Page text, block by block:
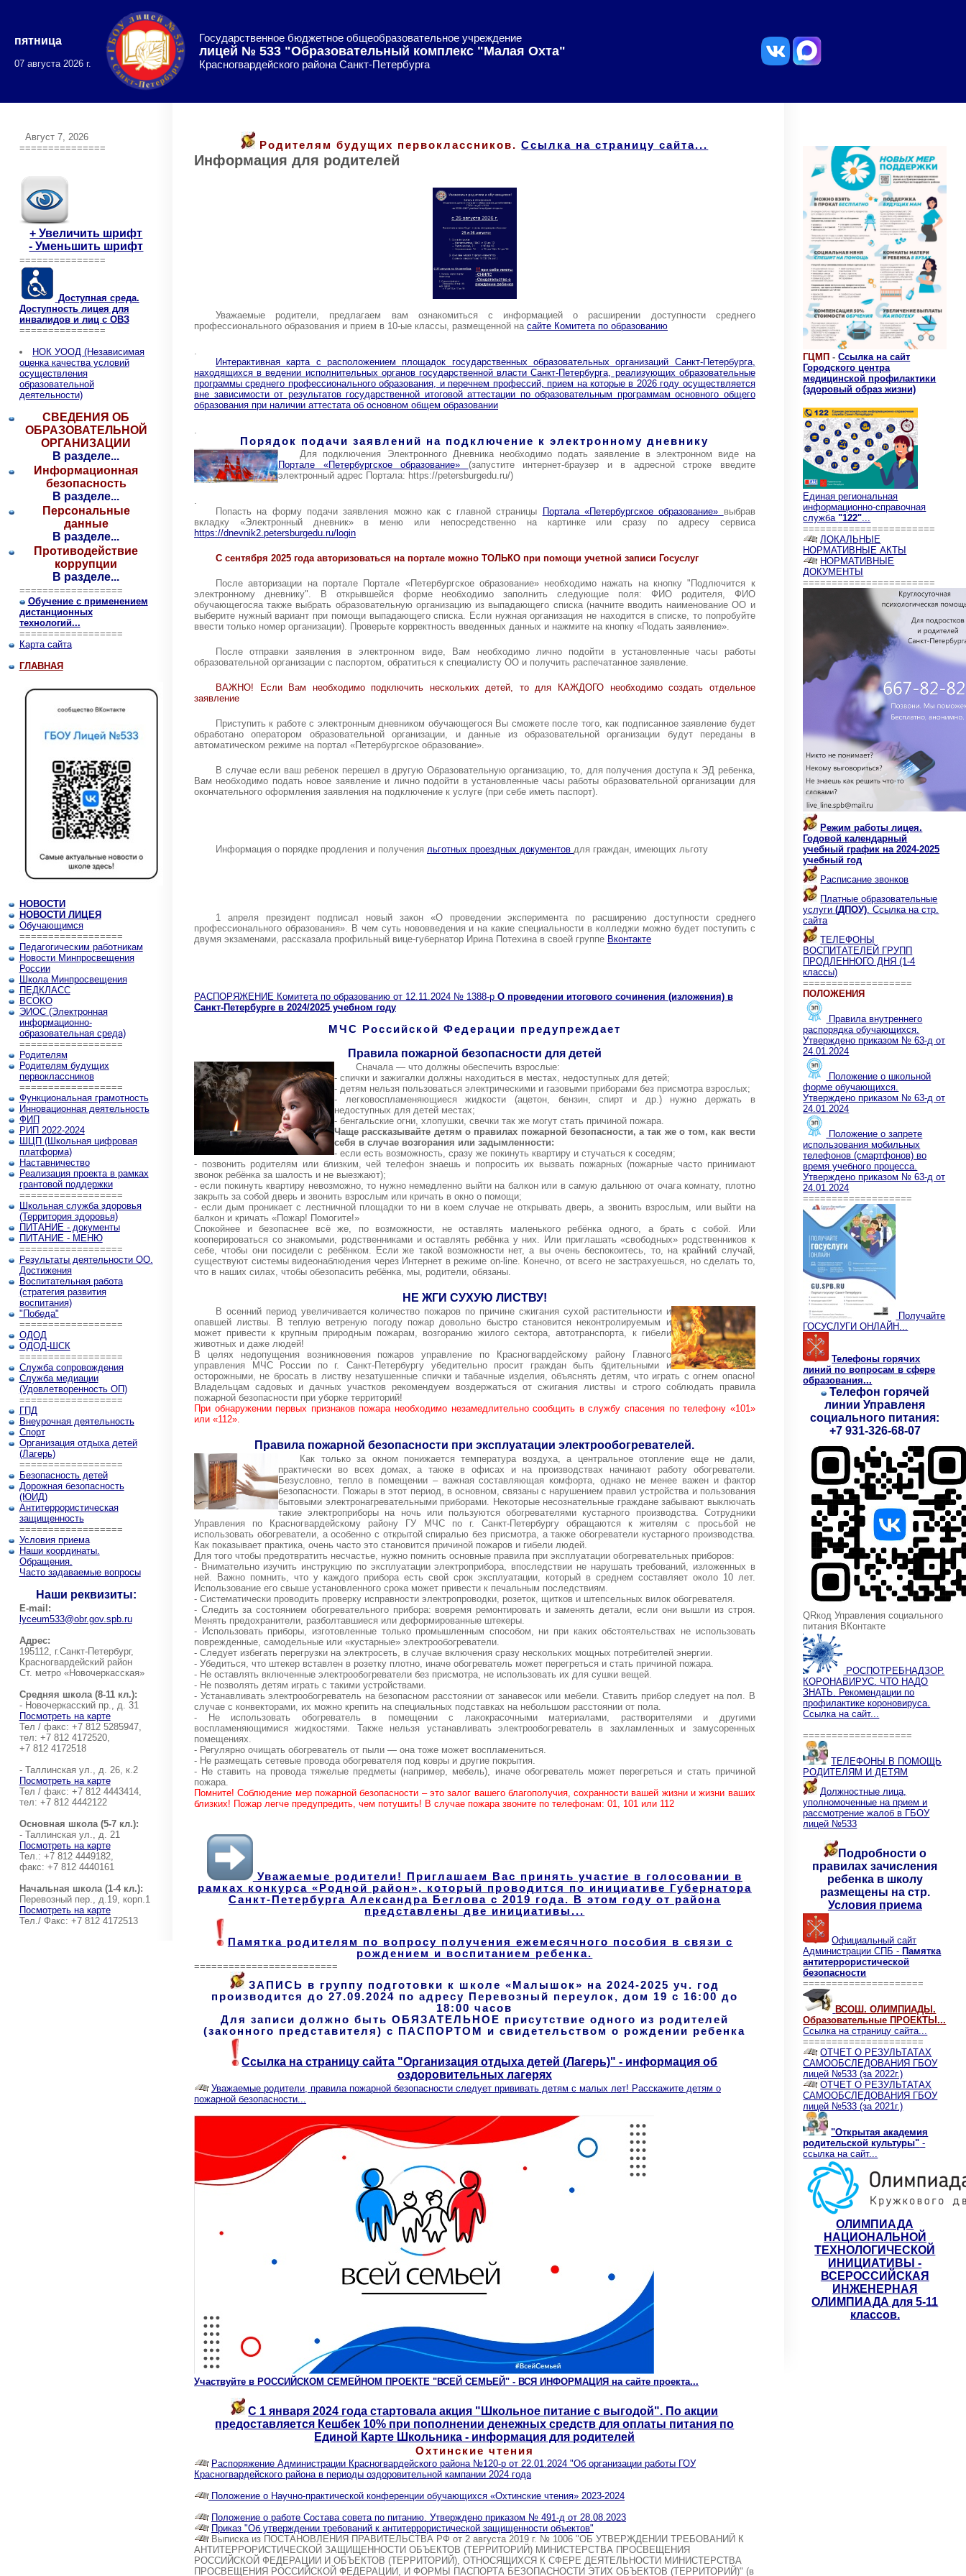
пятница
07 августа 2026 г.
Государственное бюджетное общеобразовательное учреждение
лицей № 533 "Образовательный комплекс "Малая Охта"
Красногвардейского района Санкт-Петербурга
Август 7, 2026
===============
+ Увеличить шрифт
- Уменьшить шрифт
===============
Доступная среда.
Доступность лицея для
инвалидов и лиц с ОВЗ
===============
НОК УООД (Независимая
оценка качества условий
осуществления
образовательной
деятельности)
СВЕДЕНИЯ ОБ
ОБРАЗОВАТЕЛЬНОЙ
ОРГАНИЗАЦИИ
В разделе...
Информационная
безопасность
В разделе...
Персональные
данные
В разделе...
Противодействие
коррупции
В разделе...
==================
Обучение с применением
дистанционных
технологий...
==================
Карта сайта
ГЛАВНАЯ
НОВОСТИ
НОВОСТИ ЛИЦЕЯ
Обучающимся
==================
Педагогическим работникам
Новости Минпросвещения
России
Школа Минпросвещения
ПЕДКЛАСС
ВСОКО
ЭИОС (Электронная
информационно-
образовательная среда)
==================
Родителям
Родителям будущих
первоклассников
==================
Функциональная грамотность
Инновационная деятельность
ФИП
РИП 2022-2024
ШЦП (Школьная цифровая
платформа)
Наставничество
Реализация проекта в рамках
грантовой поддержки
==================
Школьная служба здоровья
(Территория здоровья)
ПИТАНИЕ - документы
ПИТАНИЕ - МЕНЮ
==================
Результаты деятельности ОО.
Достижения
Воспитательная работа
(стратегия развития
воспитания)
"Победа"
==================
ОДОД
ОДОД-ШСК
==================
Служба сопровождения
Служба медиации
(Удовлетворенность ОП)
==================
ГПД
Внеурочная деятельность
Спорт
Организация отдыха детей
(Лагерь)
==================
Безопасность детей
Дорожная безопасность
(ЮИД)
Антитеррористическая
защищенность
==================
Условия приема
Наши координаты.
Обращения.
Часто задаваемые вопросы
Наши реквизиты:
E-mail:
lyceum533@obr.gov.spb.ru
Адрес:
195112, г.Санкт-Петербург,
Красногвардейский район
Ст. метро «Новочеркасская»
Средняя школа (8-11 кл.):
- Новочеркасский пр., д. 31
Посмотреть на карте
Тел / факс: +7 812 5285947,
тел: +7 812 4172520,
+7 812 4172518
- Таллинская ул., д. 26, к.2
Посмотреть на карте
Тел / факс: +7 812 4443414,
тел: +7 812 4442122
Основная школа (5-7 кл.):
- Таллинская ул., д. 21
Посмотреть на карте
Тел.: +7 812 4449182,
факс: +7 812 4440161
Начальная школа (1-4 кл.):
Перевозный пер., д.19, корп.1
Посмотреть на карте
Тел./ Факс: +7 812 4172513
ГЦМП -Ссылка на сайт
Городского центра
медицинской профилактики
(здоровый образ жизни)
Единая региональная
информационно-справочная
служба"122"
=======================
ЛОКАЛЬНЫЕ
НОРМАТИВНЫЕ АКТЫ
НОРМАТИВНЫЕ
ДОКУМЕНТЫ
=======================
Режим работы лицея.
Годовой календарный
учебный график на 2024-2025
учебный год
Расписание звонков
Платные образовательные
услуги(ДПОУ) . Ссылка на стр.
сайта
ТЕЛЕФОНЫ
ВОСПИТАТЕЛЕЙ ГРУПП
ПРОДЛЕННОГО ДНЯ (1-4
классы)
===================
ПОЛОЖЕНИЯ
Правила внутреннего
распорядка обучающихся.
Утверждено приказом № 63-д от
24.01.2024
Положение о школьной
форме обучающихся.
Утверждено приказом № 63-д от
24.01.2024
Положение о запрете
использования мобильных
телефонов (смартфонов) во
время учебного процесса.
Утверждено приказом № 63-д от
24.01.2024
===================
Получайте
ГОСУСЛУГИ ОНЛАЙН...
Телефоны горячих
линий по вопросам в сфере
образования...
Телефон горячей
линии Управленя
социального питания:
+7 931-326-68-07
QRкод Управления социального
питания ВКонтакте
РОСПОТРЕБНАДЗОР.
КОРОНАВИРУС. ЧТО НАДО
ЗНАТЬ. Рекомендации по
профилактике короновируса.
Ссылка на сайт...
===================
ТЕЛЕФОНЫ В ПОМОЩЬ
РОДИТЕЛЯМ И ДЕТЯМ
Должностные лица,
уполномоченные на прием и
рассмотрение жалоб в ГБОУ
лицей №533
Подробности о
правилах зачисления
ребенка в школу
размещены на стр.
Условия приема
Официальный сайт
Администрации СПБ - Памятка
антитеррористической
безопасности
=====================
ВСОШ. ОЛИМПИАДЫ.
Образовательные ПРОЕКТЫ...
Ссылка на страницу сайта...
=====================
ОТЧЕТ О РЕЗУЛЬТАТАХ
САМООБСЛЕДОВАНИЯ ГБОУ
лицей №533 (за 2022г.)
ОТЧЕТ О РЕЗУЛЬТАТАХ
САМООБСЛЕДОВАНИЯ ГБОУ
лицей №533 (за 2021г.)
"Открытая академия
родительской культуры" -
ссылка на сайт...
ОЛИМПИАДА
НАЦИОНАЛЬНОЙ
ТЕХНОЛОГИЧЕСКОЙ
ИНИЦИАТИВЫ -
ВСЕРОССИЙСКАЯ
ИНЖЕНЕРНАЯ
ОЛИМПИАДА для 5-11
классов.
Родителям будущих первоклассников. Ссылка на страницу сайта...
Информация для родителей
Уважаемые родители, предлагаем вам ознакомиться с информацией о расширении доступности среднего
профессионального образования и прием в 10-ые классы, размещенной насайте Комитета по образованию
Интерактивная карта с расположением площадок государственных образовательных организаций Санкт-Петербурга,
находящихся в ведении исполнительных органов государственной власти Санкт-Петербурга, реализующих образовательные
программы среднего профессионального образования, и перечнем профессий, прием на которые в 2026 году осуществляется
вне зависимости от результатов государственной итоговой аттестации по образовательным программам основного общего
образования при наличии аттестата об основном общем образовании
Порядок подачи заявлений на подключение к электронному дневнику
Для подключения Электронного Дневника необходимо подать заявление в электронном виде на
Портале «Петербургское образование» (запустите интернет-браузер и в адресной строке введите
электронный адрес Портала: https://petersburgedu.ru/)
Попасть на форму подачи заявления можно как с главной страницы
Портала «Петербургское образование» выбрав
вкладку «Электронный дневник» в меню или непосредственно на картинке или сразу по адресу сервиса
https://dnevnik2.petersburgedu.ru/login
С сентября 2025 года авторизоваться на портале можно ТОЛЬКО при помощи учетной записи Госуслуг
После авторизации на портале Портале «Петербургское образование» необходимо нажать на кнопку "Подлючится к
электронному дневнику". В открывшейся форме необходимо заполнить следующие поля: ФИО родителя, ФИО
обучающегосяа также выбрать образовательную организацию из выпадающего списка (начните вводить наименование ОО и
выберите нужный вариант при помощи выпадающего списка. Если нужная организация не находится в списке, то попробуйте
ввести только номер организации). Проверьте корректность введенных данных и нажмите на кнопку «Подать заявление».
После отправки заявления в электронном виде, Вам необходимо лично подойти в установленные часы работы
образовательной организации с паспортом, обратиться к специалисту ОО и получить распечатанное заявление.
ВАЖНО! Если Вам необходимо подключить нескольких детей, то для КАЖДОГО необходимо создать отдельное
заявление
Приступить к работе с электронным дневником обучающегося Вы сможете после того, как подписанное заявление будет
обработано оператором образовательной организации, и данные из образовательной организации будут переданы в
автоматическом режиме на портал «Петербургское образование».
В случае если ваш ребенок перешел в другую Образовательную организацию, то, для получения доступа к ЭД ребенка,
Вам необходимо подать новое заявление и лично подойти в установленные часы работы образовательной организации для
окончательного оформления заявления на подключение к услуге (при себе иметь паспорт).
Информация о порядке продления и получения льготных проездных документов для граждан, имеющих льготу
1 апреля президент подписал новый закон «О проведении эксперимента по расширению доступности среднего
профессионального образования». В чем суть нововведения и на какие специальности в колледжи можно будет поступить с
двумя экзаменами, рассказала профильный вице-губернатор Ирина Потехина в своей группе Вконтакте
РАСПОРЯЖЕНИЕ Комитета по образованию от 12.11.2024 № 1388-рО проведении итогового сочинения (изложения) в
Санкт-Петербурге в 2024/2025 учебном году
МЧС Российской Федерации предупреждает
Правила пожарной безопасности для детей
Сначала — что должны обеспечить взрослые:
- спички и зажигалки должны находиться в местах, недоступных для детей;
- детям нельзя пользоваться электрическими и газовыми приборами без присмотра взрослых;
- легковоспламеняющиеся жидкости (ацетон, бензин, спирт и др.) нужно держать в
недоступных для детей местах;
- бенгальские огни, хлопушки, свечки так же могут стать причиной пожара.
Чаще рассказывайте детям о правилах пожарной безопасности, а так же о том, как вести
себя в случае возгорания или задымленности:
- если есть возможность, сразу же покинуть квартиру и стучаться к соседям;
- позвонить родителям или близким, чей телефон знаешь и попросить их вызвать пожарных (пожарные часто принимают
звонок ребёнка за шалость и не выезжают);
- если покинуть квартиру невозможно, то нужно немедленно выйти на балкон или в самую дальнюю от очага комнату, плотно
закрыть за собой дверь и звонить взрослым или кричать в окно о помощи;
- если дым проникает с лестничной площадки то ни в коем случае не открывать дверь, а звонить взрослым, или выйти на
балкон и кричать «Пожар! Помогите!»
Спокойнее и безопаснее всё же, по возможности, не оставлять маленького ребёнка одного, а брать с собой. Или
кооперироваться со знакомыми, родственниками и оставлять ребёнка у них. Или приглашать «свободных» родственников к
себе, чтобы они посидели с ребёнком. Если же такой возможности нет, а вы очень беспокоитесь, то, на крайний случай,
существуют системы видеонаблюдения через Интернет в режиме on-line. Конечно, от всего не застрахуешься, но сделать то,
что в наших силах, чтобы обезопасить ребёнка, мы, родители, обязаны.
НЕ ЖГИ СУХУЮ ЛИСТВУ!
В осенний период увеличивается количество пожаров по причине сжигания сухой растительности и
опавшей листвы. В теплую ветреную погоду пожар довольно быстро становится неконтролируемым и
может привести к крупным природным пожарам, возгоранию жилого сектора, автотранспорта, к гибели
животных и даже людей!
В целях недопущения возникновения пожаров управление по Красногвардейскому району Главного
управления МЧС России по г. Санкт-Петербургу убедительно просит граждан быть бдительными и
осторожными, не бросать в листву незатушенные спички и табачные изделия, объяснять детям, что играть с огнем опасно!
Владельцам садовых и дачных участков рекомендуем воздержаться от сжигания листвы и строго соблюдать правила
пожарной безопасности при уборке территорий!
При обнаружении первых признаков пожара необходимо незамедлительно сообщить в службу спасения по телефону «101»
или «112».
Правила пожарной безопасности при эксплуатации электрообогревателей.
Как только за окном понижается температура воздуха, а центральное отопление еще не дали,
практически во всех домах, а также в офисах и на производствах начинают работу обогреватели.
Безусловно, тепло в помещении – важная составляющая комфорта, однако не менее важен и фактор
безопасности. Пожары в этот период, в основном, связаны с нарушением правил устройства и пользования
бытовыми электронагревательными приборами. Некоторые несознательные граждане забывают выключать
такие электроприборы на ночь или пользуются обогревателями кустарного производства. Сотрудники
Управления по Красногвардейскому району ГУ МЧС по г. Санкт-Петербургу обращаются к жителям с просьбой не
использовать обогреватели, а особенно с открытой спиралью без присмотра, а также обогреватели кустарного производства.
Как показывает практика, очень часто это становится причиной пожаров и гибели людей.
Для того чтобы предотвратить несчастье, нужно помнить основные правила при эксплуатации обогревательных приборов:
- Внимательно изучить инструкцию по эксплуатации электроприбора, впоследствии не нарушать требований, изложенных в
ней. Важно помнить, что у каждого прибора есть свой срок эксплуатации, который в среднем составляет около 10 лет.
Использование его свыше установленного срока может привести к печальным последствиям.
- Систематически проводить проверку исправности электропроводки, розеток, щитков и штепсельных вилок обогревателя.
- Следить за состоянием обогревательного прибора: вовремя ремонтировать и заменять детали, если они вышли из строя.
Менять предохранители, разболтавшиеся или деформированные штекеры.
- Использовать приборы, изготовленные только промышленным способом, ни при каких обстоятельствах не использовать
поврежденные, самодельные или «кустарные» электрообогреватели.
- Следует избегать перегрузки на электросеть, в случае включения сразу нескольких мощных потребителей энергии.
- Убедиться, что штекер вставлен в розетку плотно, иначе обогреватель может перегреться и стать причиной пожара.
- Не оставлять включенные электрообогреватели без присмотра, не использовать их для сушки вещей.
- Не позволять детям играть с такими устройствами.
- Устанавливать электрообогреватель на безопасном расстоянии от занавесок или мебели. Ставить прибор следует на пол. В
случае с конвекторами, их можно крепить на специальных подставках на небольшом расстоянии от пола.
- Не использовать обогреватель в помещении с лакокрасочными материалами, растворителями и другими
воспламеняющимися жидкостями. Также нельзя устанавливать электрообогреватель в захламленных и замусоренных
помещениях.
- Регулярно очищать обогреватель от пыли — она тоже может воспламениться.
- Не размещать сетевые провода обогревателя под ковры и другие покрытия.
- Не ставить на провода тяжелые предметы (например, мебель), иначе обогреватель может перегреться и стать причиной
пожара.
Помните! Соблюдение мер пожарной безопасности – это залог вашего благополучия, сохранности вашей жизни и жизни ваших
близких! Пожар легче предупредить, чем потушить! В случае пожара звоните по телефонам: 01, 101 или 112
Уважаемые родители! Приглашаем Вас принять участие в голосовании в
рамках конкурса «Родной район», который проводится по инициативе Губернатора
Санкт-Петербурга Александра Беглова с 2019 года. В этом году от района
представлены две инициативы...
Памятка родителям по вопросу получения ежемесячного пособия в связи с
рождением и воспитанием ребенка.
=========================
ЗАПИСЬ в группу подготовки к школе «Малышок» на 2024-2025 уч. год
производится до 27.09.2024 по адресу Перевозный переулок, дом 19 с 16:00 до
18:00 часов
Для записи должно быть ОБЯЗАТЕЛЬНОЕ присутствие одного из родителей
(законного представителя) с ПАСПОРТОМ и свидетельством о рождении ребенка
Ссылка на страницу сайта "Организация отдыха детей (Лагерь)" - информация об
оздоровительных лагерях
Уважаемые родители, правила пожарной безопасности следует прививать детям с малых лет! Расскажите детям о
пожарной безопасности...
Участвуйте в РОССИЙСКОМ СЕМЕЙНОМ ПРОЕКТЕ "ВСЕЙ СЕМЬЕЙ" - ВСЯ ИНФОРМАЦИЯ на сайте проекта...
С 1 января 2024 года стартовала акция "Школьное питание с выгодой". По акции
предоставляется Кешбек 10% при пополнении денежных средств для оплаты питания по
Единой Карте Школьника - информация для родителей
Охтинские чтения
Распоряжение Администрации Красногвардейского района №120-р от 22.01.2024 "Об организации работы ГОУ
Красногвардейского района в периоды оздоровительной кампании 2024 года
Положение о Научно-практической конференции обучающихся «Охтинские чтения» 2023-2024
Положение о работе Состава совета по питанию. Утверждено приказом № 491-д от 28.08.2023
Приказ "Об утверждении требований к антитеррористической защищенности объектов"
Выписка из ПОСТАНОВЛЕНИЯ ПРАВИТЕЛЬСТВА РФ от 2 августа 2019 г. № 1006 "ОБ УТВЕРЖДЕНИИ ТРЕБОВАНИЙ К
АНТИТЕРРОРИСТИЧЕСКОЙ ЗАЩИЩЕННОСТИ ОБЪЕКТОВ (ТЕРРИТОРИЙ) МИНИСТЕРСТВА ПРОСВЕЩЕНИЯ
РОССИЙСКОЙ ФЕДЕРАЦИИ И ОБЪЕКТОВ (ТЕРРИТОРИЙ), ОТНОСЯЩИХСЯ К СФЕРЕ ДЕЯТЕЛЬНОСТИ МИНИСТЕРСТВА
ПРОСВЕЩЕНИЯ РОССИЙСКОЙ ФЕДЕРАЦИИ, И ФОРМЫ ПАСПОРТА БЕЗОПАСНОСТИ ЭТИХ ОБЪЕКТОВ (ТЕРРИТОРИЙ)" (в